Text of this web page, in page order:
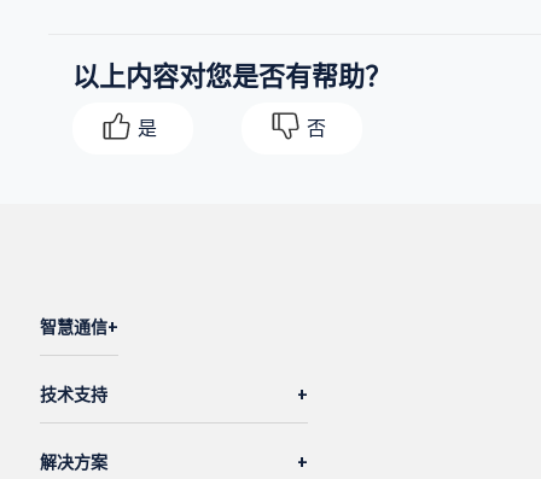
以上内容对您是否有帮助？
是 否
智慧通信
技术支持
解决方案